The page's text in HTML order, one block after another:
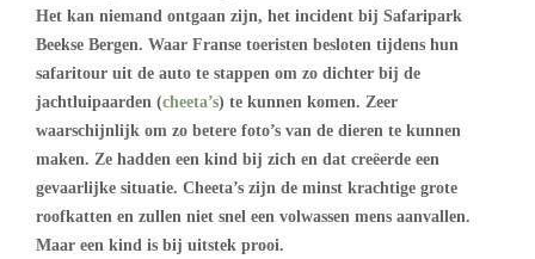
Het kan niemand ontgaan zijn, het incident bij Safaripark
Beekse Bergen. Waar Franse toeristen besloten tijdens hun
safaritour uit de auto te stappen om zo dichter bij de
jachtluipaarden (cheeta’s) te kunnen komen. Zeer
waarschijnlijk om zo betere foto’s van de dieren te kunnen
maken. Ze hadden een kind bij zich en dat creëerde een
gevaarlijke situatie. Cheeta’s zijn de minst krachtige grote
roofkatten en zullen niet snel een volwassen mens aanvallen.
Maar een kind is bij uitstek prooi.